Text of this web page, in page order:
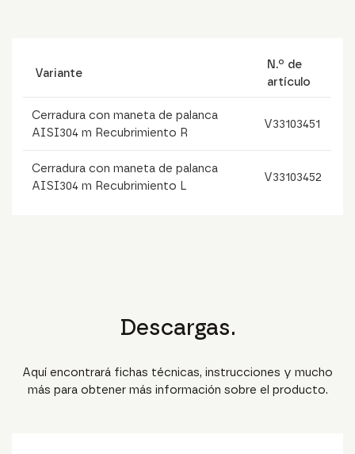
Variante
N.º de
artículo
Cerradura con maneta de palanca
AISI304 m Recubrimiento R
V33103451
Cerradura con maneta de palanca
AISI304 m Recubrimiento L
V33103452
Descargas.
Aquí encontrará fichas técnicas, instrucciones y mucho
más para obtener más información sobre el producto.